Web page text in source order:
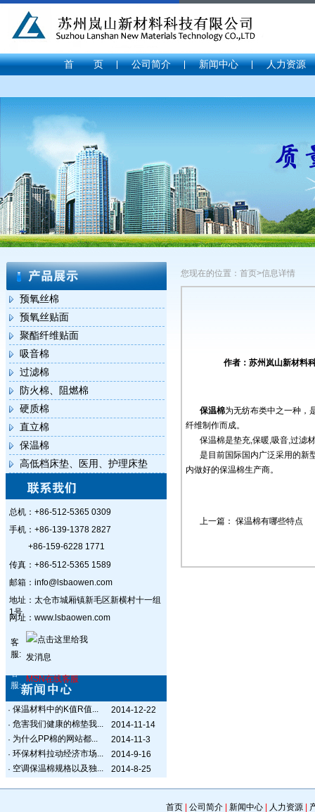
首 页 公司简介 新闻中心 人力资源
预氧丝棉
预氧丝贴面
聚酯纤维贴面
吸音棉
过滤棉
防火棉、阻燃棉
硬质棉
直立棉
保温棉
高低档床垫、医用、护理床垫
总机：+86-512-5365 0309
手机：+86-139-1378 2827
+86-159-6228 1771
传真：+86-512-5365 1589
邮箱：info@lsbaowen.com
地址：太仓市城厢镇新毛区新横村十一组
1号
网址：www.lsbaowen.com
客
服:
客
服:
MSN在线客服
· 保温材料中的K值R值...
2014-12-22
· 危害我们健康的棉垫我...
2014-11-14
· 为什么PP棉的网站都...
2014-11-3
· 环保材料拉动经济市场...
2014-9-16
· 空调保温棉规格以及独... 2014-8-25
您现在的位置：首页>信息详情
作者：苏州岚山新材料
保温棉为无纺布类中之一种，
纤维制作而成。
保温棉是垫充,保暖,吸音,过滤
是目前国际国内广泛采用的新
内做好的保温棉生产商。
上一篇： 保温棉有哪些特点
首页| 公司简介| 新闻中心| 人力资源|